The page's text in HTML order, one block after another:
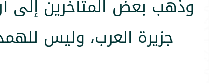
وذهب بعض المتأخرين إلى
جزيرة العرب، وليس